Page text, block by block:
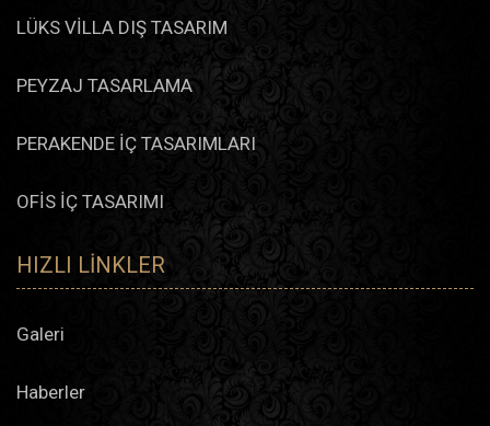
LÜKS VİLLA DIŞ TASARIM
PEYZAJ TASARLAMA
PERAKENDE İÇ TASARIMLARI
OFİS İÇ TASARIMI
HIZLI LINKLER
Galeri
Haberler